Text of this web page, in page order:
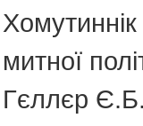
митної
Гєллєр